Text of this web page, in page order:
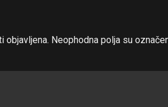
objavljena. Neophodna polja su